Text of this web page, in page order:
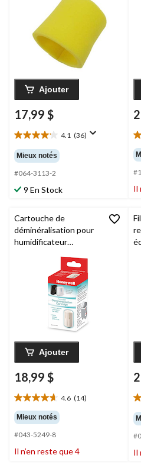
Ajouter
17,99 $
4.1 (36)
4.1
étoile(s)
sur
5.
36
évaluations
Mieux notés
#064-3113-2
9 En Stock
5.
2
Il
Cartouche de
déminéralisation pour
humidificateur
aide à prévenir la
poussière blanche,
blanc, paq. 1
Ajouter
18,99 $
4.6 (14)
4.6
étoile(s)
sur
5.
14
Mieux notés
#043-5249-8
Il n’en reste que 4
5.
42
Il